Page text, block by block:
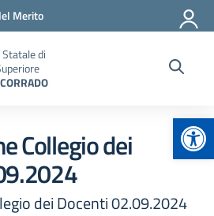
Merito
di
Collegio dei
dei Docenti 02.09.2024